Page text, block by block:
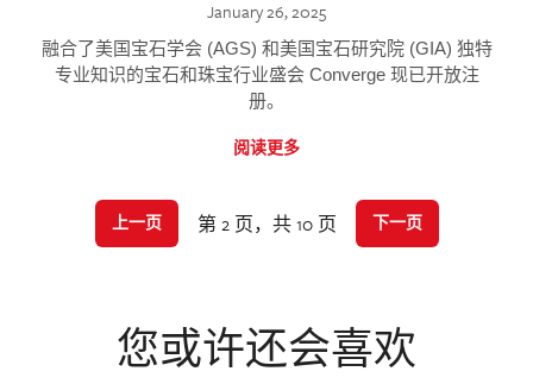
January 26, 2025
融合了美国宝石学会 (AGS) 和美国宝石研究院 (GIA) 独特
专业知识的宝石和珠宝行业盛会 Converge 现已开放注
册。
阅读更多
上一页 第 2 页，共 10 页 下一页
您或许还会喜欢